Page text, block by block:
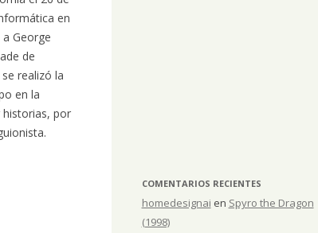
en
George
de
realizó la
en la
por
COMENTARIOS RECIENTES
homedesignai en Spyro the Dragon
(1998)